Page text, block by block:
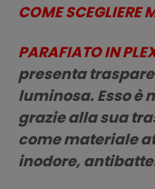
COME SCEGLIERE
PARAFIATO IN
presenta
luminosa. Esso è
grazie alla sua
come materiale
inodore,